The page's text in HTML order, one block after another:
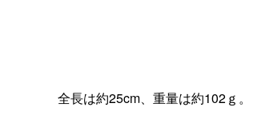
全長は約25cm、重量は約102ｇ。